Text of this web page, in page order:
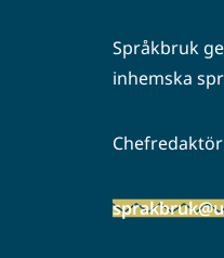
Språkbruk
inhemska
Chefredaktör